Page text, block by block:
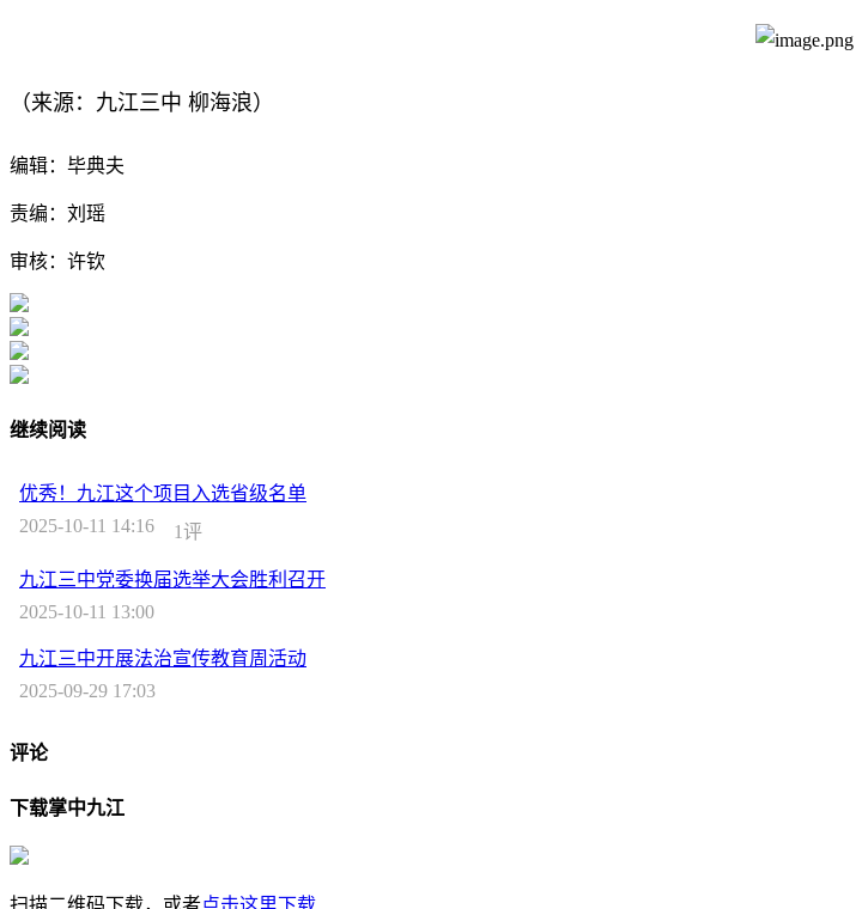
（来源：九江三中 柳海浪）
编辑：毕典夫
责编：刘瑶
审核：许钦
继续阅读
优秀！九江这个项目入选省级名单
2025-10-11 14:16
1评
九江三中党委换届选举大会胜利召开
2025-10-11 13:00
九江三中开展法治宣传教育周活动
2025-09-29 17:03
评论
下载掌中九江
扫描二维码下载，或者点击这里下载